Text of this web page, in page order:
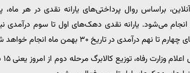
براساس روال پرداختی‌های یارانه نقدی در هر
درآمدی در تاریخ ۳۰ بهمن ماه انجام خواهد شد.